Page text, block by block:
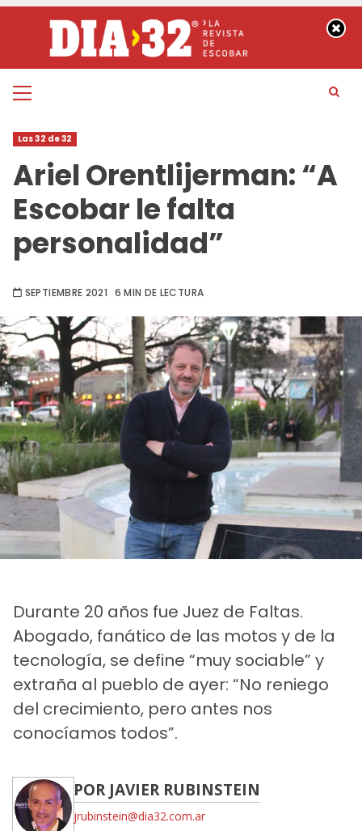
contenido
Menú
Las 32 de 32
Ariel Orentlijerman: “A
Escobar le falta
personalidad”
SEPTIEMBRE 2021 6 MIN DE LECTURA
Durante 20 años fue Juez de Faltas.
Abogado, fanático de las motos y de la
tecnología, se define “muy sociable” y
extraña al pueblo de ayer: “No reniego
del crecimiento, pero antes nos
conocíamos todos”.
POR JAVIER RUBINSTEIN
jrubinstein@dia32.com.ar